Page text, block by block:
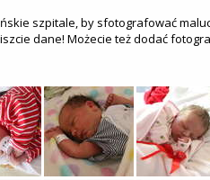
szpitale, by sfotografować
dane! Możecie też dodać